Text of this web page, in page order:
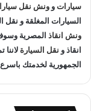
تغيير
لا تقلق عندما تجد ان
اننا نساعدك علي
تعطلك.
نقل الوقود :
سياراتو ونش نقل
السيارات المغلقة و
ونش انقاذ المصرية
انقاذ و نقل السيارة لاننا
الجمهورية لخدمتك